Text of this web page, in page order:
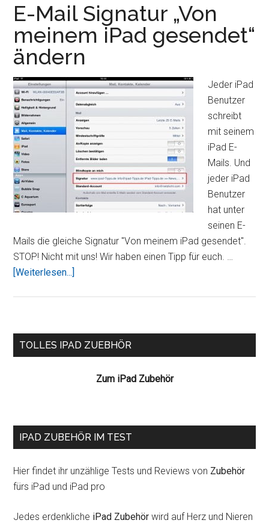
E-Mail Signatur „Von
meinem iPad gesendet“
ändern
Jeder iPad
Benutzer
schreibt
mit seinem
iPad E-
Mails. Und
jeder iPad
Benutzer
hat unter
seinen E-
Mails die gleiche Signatur "Von meinem iPad gesendet".
STOP! Nicht mit uns! Wir haben einen Tipp für euch. …
[Weiterlesen...]
meinem
iPad
ändern
Seitenspalte
TOLLES IPAD ZUEBHÖR
Zum iPad Zubehör
IPAD ZUBEHÖR IM TEST
Hier findet ihr unzählige Tests und Reviews von Zubehör
fürs iPad und iPad pro
Jedes erdenkliche iPad Zubehör wird auf Herz und Nieren